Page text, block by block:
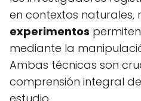
en contextos naturales,
experimentos
mediante la
Ambas técnicas son
comprensión integral